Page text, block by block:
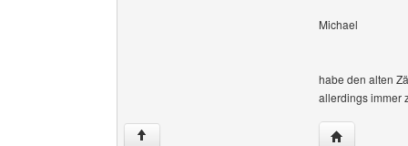
Michael
habe den alten
allerdings immer
↑ Website